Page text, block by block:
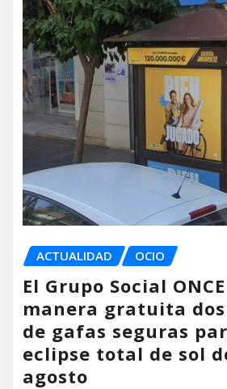
ACTUALIDAD OCIO
El Grupo Social
manera gratuita
de gafas seguras
eclipse total de sol
agosto